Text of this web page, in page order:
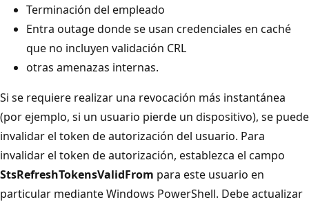
Terminación del empleado
Entra outage donde se usan credenciales en caché
que no incluyen validación CRL
otras amenazas internas.
Si se requiere realizar una revocación más instantánea
(por ejemplo, si un usuario pierde un dispositivo), se puede
invalidar el token de autorización del usuario. Para
invalidar el token de autorización, establezca el campo
StsRefreshTokensValidFrom para este usuario en
particular mediante Windows PowerShell. Debe actualizar